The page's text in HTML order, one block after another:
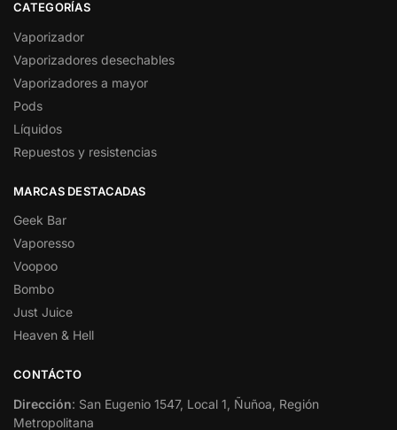
CATEGORÍAS
Vaporizador
Vaporizadores desechables
Vaporizadores a mayor
Pods
Líquidos
Repuestos y resistencias
MARCAS DESTACADAS
Geek Bar
Vaporesso
Voopoo
Bombo
Just Juice
Heaven & Hell
CONTÁCTO
Dirección: San Eugenio 1547, Local 1, Ñuñoa, Región
Metropolitana